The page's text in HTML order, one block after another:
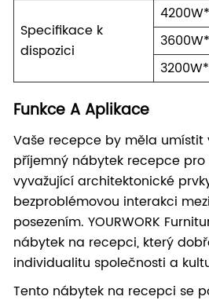
Specifikace k
dispozici
Funkce A Aplikace
Vaše recepce by měla umístit
příjemný nábytek recepce pro
vyvažující architektonické
bezproblémovou interakci
posezením. YOURWORK
nábytek na recepci, který
individualitu společnosti a
Tento nábytek na recepci se